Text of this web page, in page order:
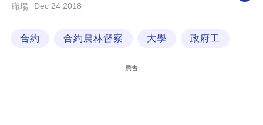
科
職場 Dec 24 2018
合約 合約農林督察 大學 政府工
廣告